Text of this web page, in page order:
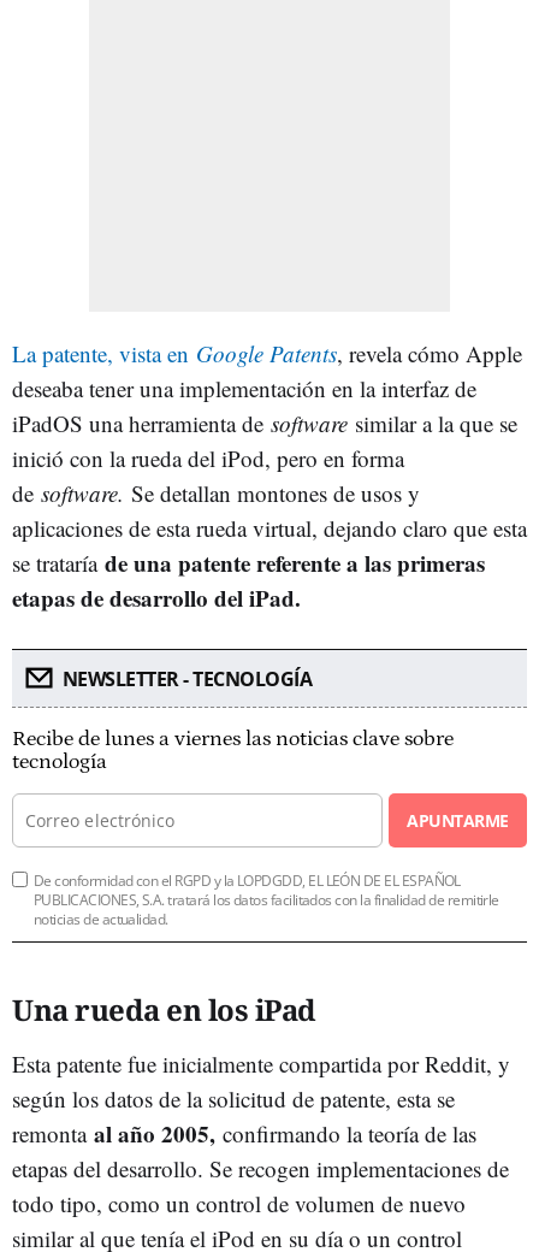
La patente, vista en Google Patents, revela cómo Apple
deseaba tener una implementación en la interfaz de
iPadOS una herramienta de software similar a la que se
inició con la rueda del iPod, pero en forma
de software. Se detallan montones de usos y
aplicaciones de esta rueda virtual, dejando claro que esta
se trataría de una patente referente a las primeras
etapas de desarrollo del iPad.
NEWSLETTER - TECNOLOGÍA
Recibe de lunes a viernes las noticias clave sobre
tecnología
APUNTARME
De conformidad con el RGPD y la LOPDGDD, EL LEÓN DE EL ESPAÑOL
PUBLICACIONES, S.A. tratará los datos facilitados con la finalidad de remitirle
noticias de actualidad.
Una rueda en los iPad
Esta patente fue inicialmente compartida por Reddit, y
según los datos de la solicitud de patente, esta se
remonta al año 2005, confirmando la teoría de las
etapas del desarrollo. Se recogen implementaciones de
todo tipo, como un control de volumen de nuevo
similar al que tenía el iPod en su día o un control